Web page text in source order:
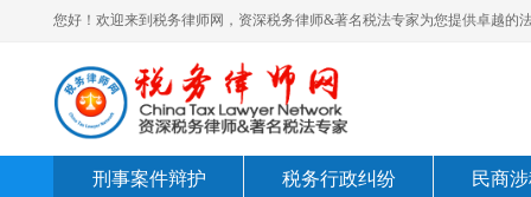
您好！欢迎来到税务律师网，资深税务律师&著名税法专家为您提供卓越的
刑事案件辩护 税务行政纠纷 民商